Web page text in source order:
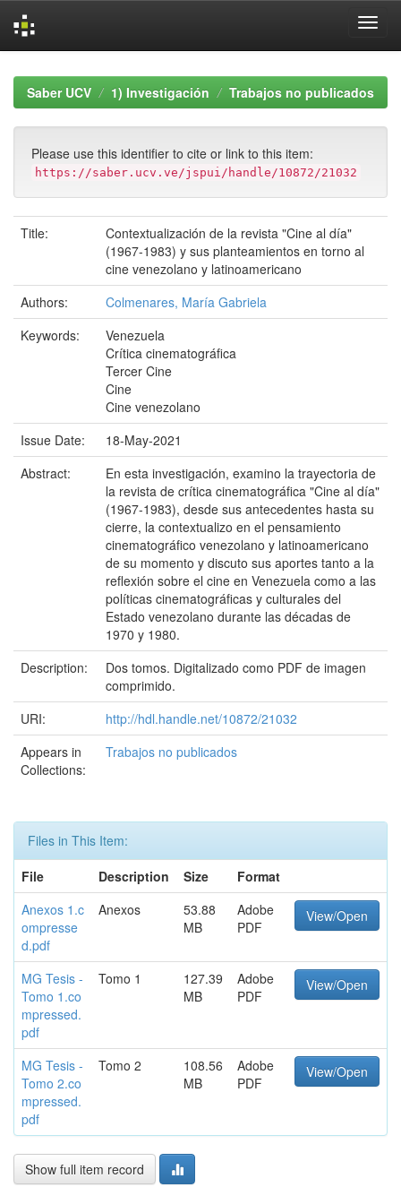
navigationSaber UCV 1) Investigación Trabajos no publicados
Please use this identifier to cite or link to this item:
https://saber.ucv.ve/jspui/handle/10872/21032
Title:
Contextualización de la revista "Cine al día"
(1967-1983) y sus planteamientos en torno al
cine venezolano y latinoamericano
Authors:
Colmenares, María Gabriela
Keywords:
Venezuela
Crítica cinematográfica
Tercer Cine
Cine
Cine venezolano
Issue Date:
18-May-2021
Abstract:
En esta investigación, examino la trayectoria de
la revista de crítica cinematográfica "Cine al día"
(1967-1983), desde sus antecedentes hasta su
cierre, la contextualizo en el pensamiento
cinematográfico venezolano y latinoamericano
de su momento y discuto sus aportes tanto a la
reflexión sobre el cine en Venezuela como a las
políticas cinematográficas y culturales del
Estado venezolano durante las décadas de
1970 y 1980.
Description:
Dos tomos. Digitalizado como PDF de imagen
comprimido.
URI:
http://hdl.handle.net/10872/21032
Appears in
Collections:
Trabajos no publicados
Files in This Item:
File
Description Size
Format
Anexos 1.c
ompresse
d.pdf
Anexos
53.88
MB
Adobe
PDF
View/Open
MG Tesis -
Tomo 1.co
mpressed.
pdf
Tomo 1
127.39
MB
Adobe
PDF
View/Open
MG Tesis -
Tomo 2.co
mpressed.
pdf
Tomo 2
108.56
MB
Adobe
PDF
View/Open
Show full item record